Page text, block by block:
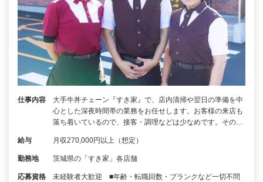
仕事内容
大手牛丼チェーン『すき家』で、店内清掃や翌日の準備を中
心とした深夜時間帯の業務をお任せします。お客様の来店も
落ち着いているので、接客・調理などは少なめです。その…
給与 月収270,000円以上（想定）
勤務地 茨城県の「すき家」各店舗
応募資格
未経験者大歓迎 ■年齢・転職回数・ブランクなど一切不問